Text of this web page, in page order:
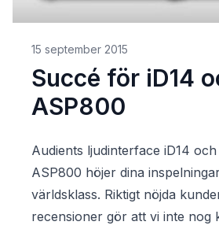
15 september 2015
Succé för iD14
ASP800
Audients ljudinterface iD14
ASP800 höjer dina
världsklass. Riktigt nöjda
recensioner gör att vi inte nog